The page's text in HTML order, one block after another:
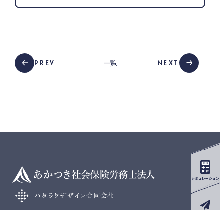
シミュレーション
PREV 一覧 NEXT